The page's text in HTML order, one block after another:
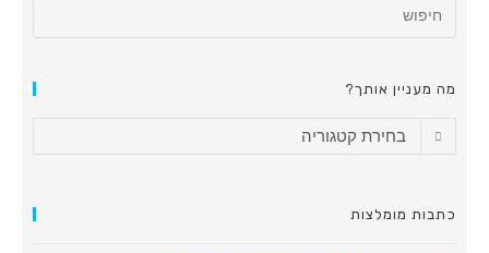
מה מעניין אותך?
בחירת קטגוריה
כתבות מומלצות